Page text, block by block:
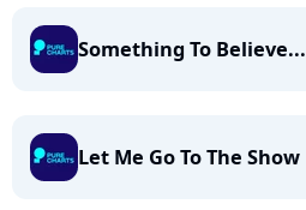
Something To Believe...
Let Me Go To The Show